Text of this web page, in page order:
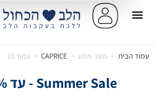
עמוד הבית > מוצר מותג >
CAPRICE
> עמוד 10
Summer Sale - עד 40% הנחה ☀️